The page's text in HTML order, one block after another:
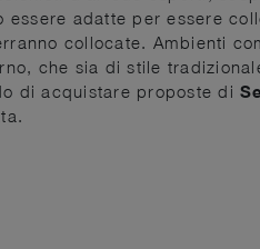
essere adatte per essere
collocate. Ambienti
che sia di stile
di acquistare proposte di